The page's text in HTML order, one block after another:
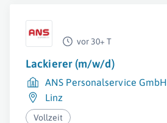
vor 30+ T
Lackierer (m/w/d)
ANS Personalservice GmbH
Linz
Vollzeit